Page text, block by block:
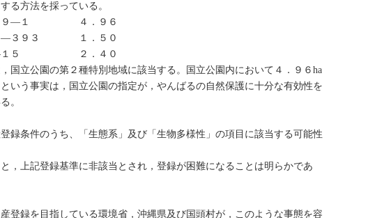
る方法を採っている。
２４９―１ ４．９６
４―３９３ １．５０
７―１５ ２．４０
立公園の第２種特別地域に該当する。国立公園内において４．９６ha
いう事実は，国立公園の指定が，やんばるの自然保護に十分な有効性を
。
録条件のうち、「生態系」及び「生物多様性」の項目に該当する可能性
，上記登録基準に非該当とされ，登録が困難になることは明らかであ
登録を目指している環境省，沖縄県及び国頭村が，このような事態を容